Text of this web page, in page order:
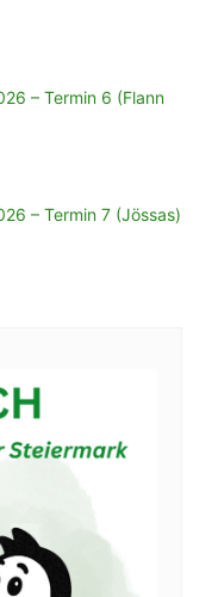
– Termin 6 (Flann
– Termin 7 (Jössas)